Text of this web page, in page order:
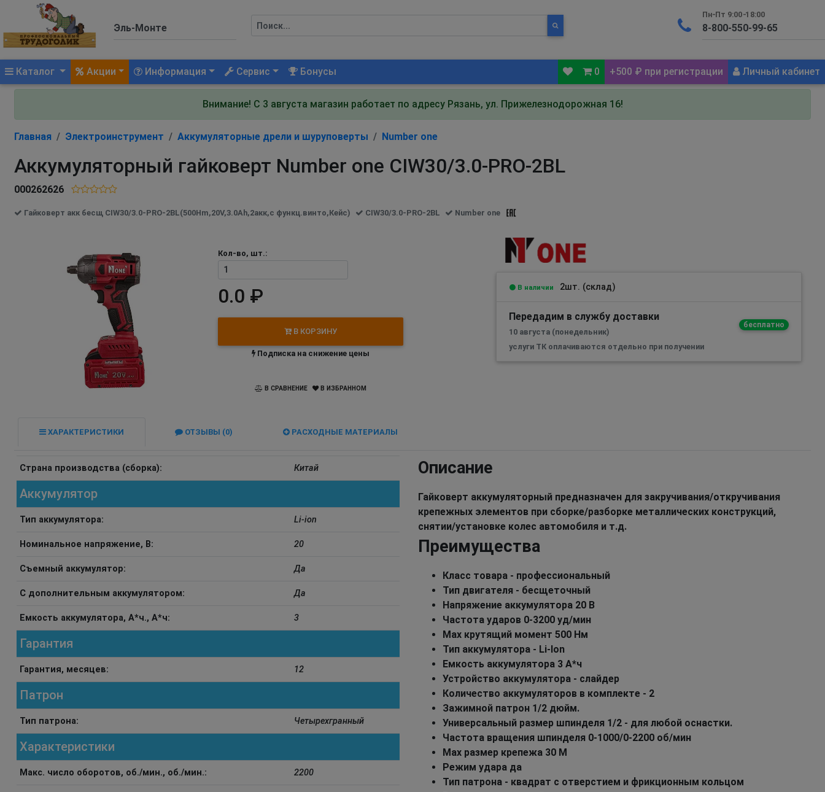
Пн-Пт 9:00-18:00
Каталог (current)Акции Информация Сервис Бонусы 0 +500 ₽ при регистрации Личный кабинет
Внимание! С 3 августа магазин работает по адресу Рязань, ул. Прижелезнодорожная 16!
Главная Электроинструмент Аккумуляторные дрели и шуруповерты Number one
Аккумуляторный гайковерт Number one CIW30/3.0-PRO-2BL
000262626
Гайковерт акк бесщ CIW30/3.0-PRO-2BL(500Hm,20V,3.0Ah,2акк,с функц.винто,Кейс) CIW30/3.0-PRO-2BL Number one
Кол-во, шт.:
0.0 ₽
В КОРЗИНУ
Подписка на снижение цены
В СРАВНЕНИЕ В ИЗБРАННОМ
В наличии 2шт. (склад)
Передадим в службу доставки
бесплатно
10 августа (понедельник)
услуги ТК оплачиваются отдельно при получении
ХАРАКТЕРИСТИКИ ОТЗЫВЫ (0) РАСХОДНЫЕ МАТЕРИАЛЫ
Страна производства (сборка): Китай
Аккумулятор
Тип аккумулятора: Li-ion
Номинальное напряжение, В: 20
Съемный аккумулятор: Да
С дополнительным аккумулятором: Да
Емкость аккумулятора, А*ч., А*ч: 3
Гарантия
Гарантия, месяцев: 12
Патрон
Тип патрона: Четырехгранный
Характеристики
Макс. число оборотов, об./мин., об./мин.: 2200
Описание
Гайковерт аккумуляторный предназначен для закручивания/откручивания
крепежных элементов при сборке/разборке металлических конструкций,
снятии/установке колес автомобиля и т.д.
Преимущества
Класс товара - профессиональный
Тип двигателя - бесщеточный
Напряжение аккумулятора 20 В
Частота ударов 0-3200 уд/мин
Max крутящий момент 500 Hм
Тип аккумулятора - Li-Ion
Емкость аккумулятора 3 А*ч
Устройство аккумулятора - слайдер
Количество аккумуляторов в комплекте - 2
Зажимной патрон 1/2 дюйм.
Универсальный размер шпинделя 1/2 - для любой оснастки.
Частота вращения шпинделя 0-1000/0-2200 об/мин
Max размер крепежа 30 М
Режим удара да
Тип патрона - квадрат с отверстием и фрикционным кольцом